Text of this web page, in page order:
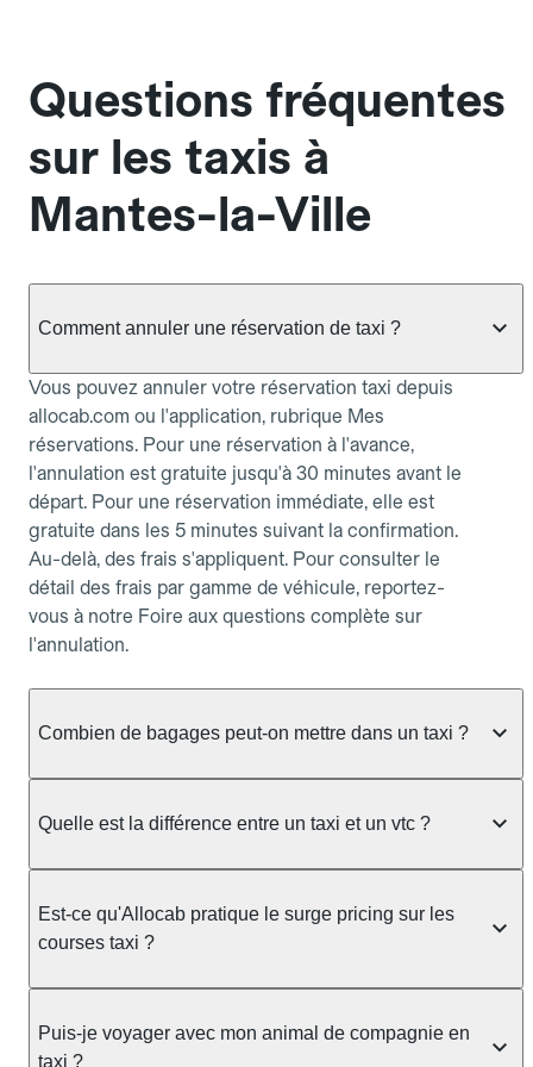
Questions fréquentes
sur les taxis à
Mantes-la-Ville
Comment annuler une réservation de taxi ?
Vous pouvez annuler votre réservation taxi depuis
allocab.com ou l'application, rubrique Mes
réservations. Pour une réservation à l'avance,
l'annulation est gratuite jusqu'à 30 minutes avant le
départ. Pour une réservation immédiate, elle est
gratuite dans les 5 minutes suivant la confirmation.
Au-delà, des frais s'appliquent. Pour consulter le
détail des frais par gamme de véhicule, reportez-
vous à notre Foire aux questions complète sur
l'annulation.
Combien de bagages peut-on mettre dans un taxi ?
taxi berline accueille en général jusqu'à 3 bagages
ou nombreux, précisez-le dans le champ "Message
au chauffeur" lors de la réservation. Le prix n'est
pas impacté par le nombre de bagages.
Quelle est la différence entre un taxi et un vtc ?
prendre en charge directement dans la rue, à une
station ou sur réservation, avec un tarif au
réservation et propose un prix fixe annoncé à
l'avance. Chez Allocab, réservez facilement votre
taxi.
Est-ce qu'Allocab pratique le surge pricing sur les
courses taxi ?
réglementation préfectorale et suit un barème
officiel : il protège des hausses liées à la demande.
Puis-je voyager avec mon animal de compagnie en
taxi ?